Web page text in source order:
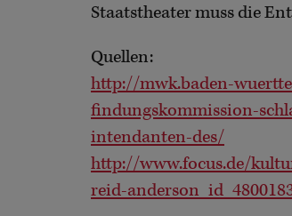
Staatstheater muss die
Quellen:
http://mwk.baden-
findungskommission-
intendanten-des/
http://www.focus.de/
reid-